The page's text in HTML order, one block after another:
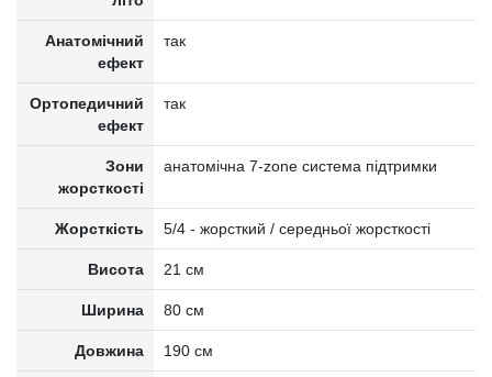
Анатомічний
ефект
так
Ортопедичний
ефект
так
Зони
жорсткості
анатомічна 7-zone система підтримки
Жорсткість 5/4 - жорсткий / середньої жорсткості
Висота 21 см
Ширина 80 см
Довжина 190 см